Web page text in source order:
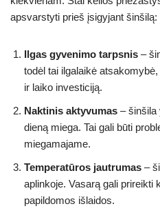
apsvarstyti prieš įsigyjant šinšilą:
Ilgas gyvenimo tarpsnis –
todėl tai ilgalaikė
ir laiko investiciją.
Naktinis aktyvumas – šinšila
dieną miega. Tai gali būti
miegamajame.
Temperatūros jautrumas –
aplinkoje. Vasarą gali prireikti
papildomos išlaidos.